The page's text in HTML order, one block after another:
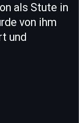
als Stute in
von ihm
und